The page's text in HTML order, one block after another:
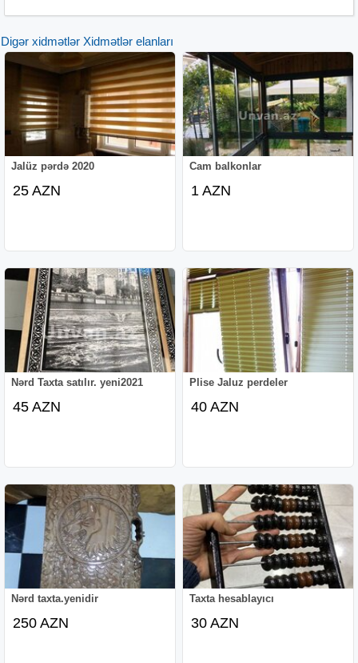
Digər xidmətlər Xidmətlər elanları
Jalüz pərdə 2020
25 AZN
Cam balkonlar
1 AZN
Nərd Taxta satılır. yeni2021
45 AZN
Plise Jaluz perdeler
40 AZN
Nərd taxta.yenidir
250 AZN
Taxta hesablayıcı
30 AZN